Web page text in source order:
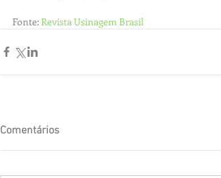
Fonte: Revista Usinagem Brasil
Comentários